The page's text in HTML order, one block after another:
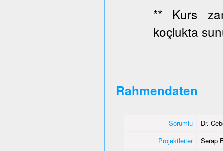
** Kurs
koçlukta
Rahmendaten
Sorumlu
Dr.
Projektleiter
Serap